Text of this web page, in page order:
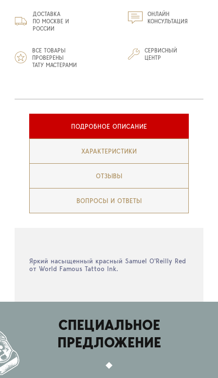
ДОСТАВКА
ПО МОСКВЕ И
РОССИИ
ОНЛАЙН
КОНСУЛЬТАЦИЯ
ВСЕ ТОВАРЫ
ПРОВЕРЕНЫ
ТАТУ МАСТЕРАМИ
СЕРВИСНЫЙ
ЦЕНТР
ПОДРОБНОЕ ОПИСАНИЕ
ХАРАКТЕРИСТИКИ
ОТЗЫВЫ
ВОПРОСЫ И ОТВЕТЫ
Яркий насыщенный красный Samuel O'Reilly Red
от World Famous Tattoo Ink.
СПЕЦИАЛЬНОЕ
ПРЕДЛОЖЕНИЕ